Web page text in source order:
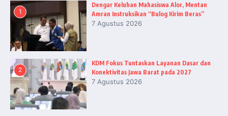
1
Dengar Keluhan Mahasiswa Alor, Mentan
Amran Instruksikan “Bulog Kirim Beras”
7 Agustus 2026
2
KDM Fokus Tuntaskan Layanan Dasar dan
Konektivitas Jawa Barat pada 2027
7 Agustus 2026